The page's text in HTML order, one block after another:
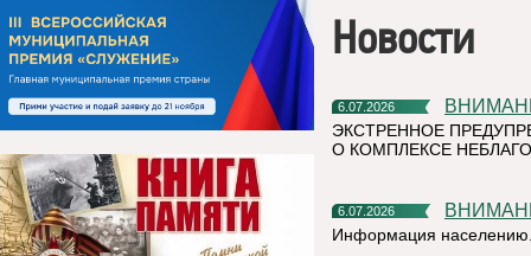
Новости
6.07.2026
ЭКСТРЕННОЕ
О КОМПЛЕКСЕ
6.07.2026
Информация